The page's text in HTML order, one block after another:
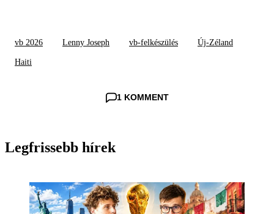
vb 2026 Lenny Joseph vb-felkészülés Új-Zéland
Haiti
1 KOMMENT
Legfrissebb hírek